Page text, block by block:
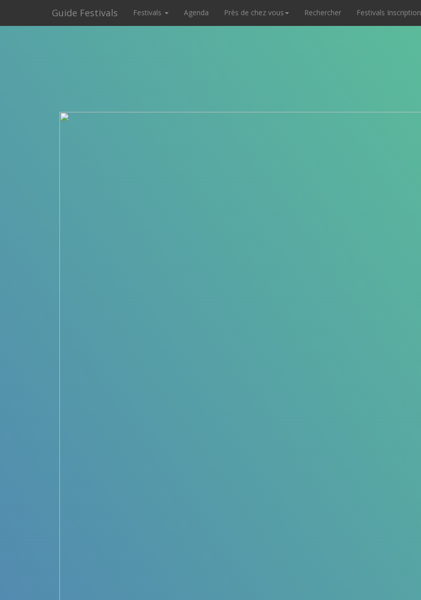
Guide Festivals Festivals Agenda Près de chez vous Rechercher Festivals Inscription